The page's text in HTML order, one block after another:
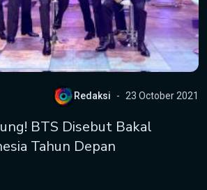
Redaksi 23 October 2021
BTS Disebut Bakal
Tahun Depan